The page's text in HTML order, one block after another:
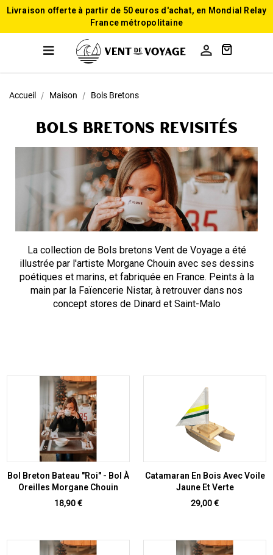
Livraison offerte à partir de 50 euros d'achat, en Mondial Relay
France métropolitaine

Accueil Maison Bols Bretons
Bols bretons revisités
La collection de Bols bretons Vent de Voyage a été
illustrée par l'artiste Morgane Chouin avec ses dessins
poétiques et marins, et fabriquée en France. Peints à la
main par la Faïencerie Nistar, à retrouver dans nos
concept stores de Dinard et Saint-Malo
Bol Breton Bateau "Roi" - Bol À
Oreilles Morgane Chouin
Prix
18,90 €
Catamaran En Bois Avec Voile
Jaune Et Verte
Prix
29,00 €